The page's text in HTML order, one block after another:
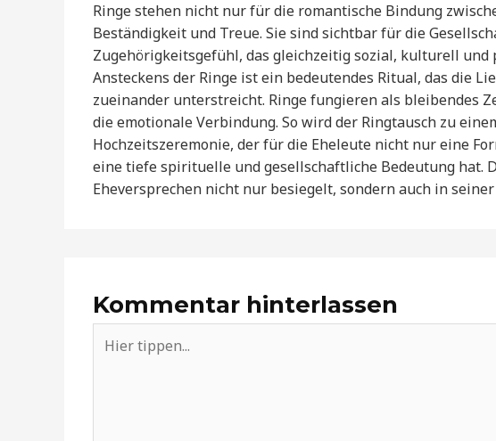
Ringe stehen nicht nur für die romantische Bindung
Beständigkeit und Treue. Sie sind sichtbar für die
Zugehörigkeitsgefühl, das gleichzeitig sozial, kulturell und
Ansteckens der Ringe ist ein bedeutendes Ritual, das die
zueinander unterstreicht. Ringe fungieren als bleibendes
die emotionale Verbindung. So wird der Ringtausch zu
Hochzeitszeremonie, der für die Eheleute nicht nur eine
eine tiefe spirituelle und gesellschaftliche Bedeutung hat.
Eheversprechen nicht nur besiegelt, sondern auch in
Kommentar hinterlassen
tippen...